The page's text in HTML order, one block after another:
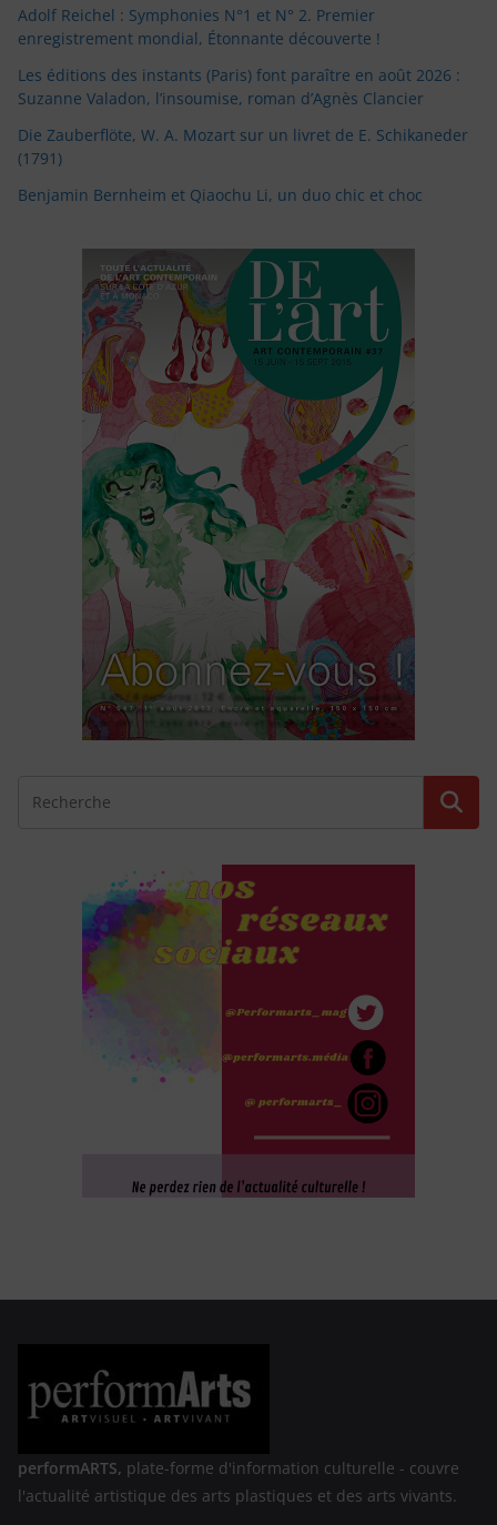
Adolf Reichel : Symphonies N°1 et N° 2. Premier
enregistrement mondial, Étonnante découverte !
Les éditions des instants (Paris) font paraître en août 2026 :
Suzanne Valadon, l’insoumise, roman d’Agnès Clancier
Die Zauberflöte, W. A. Mozart sur un livret de E. Schikaneder
(1791)
Benjamin Bernheim et Qiaochu Li, un duo chic et choc
performARTS, plate-forme d'information culturelle - couvre
l'actualité artistique des arts plastiques et des arts vivants.